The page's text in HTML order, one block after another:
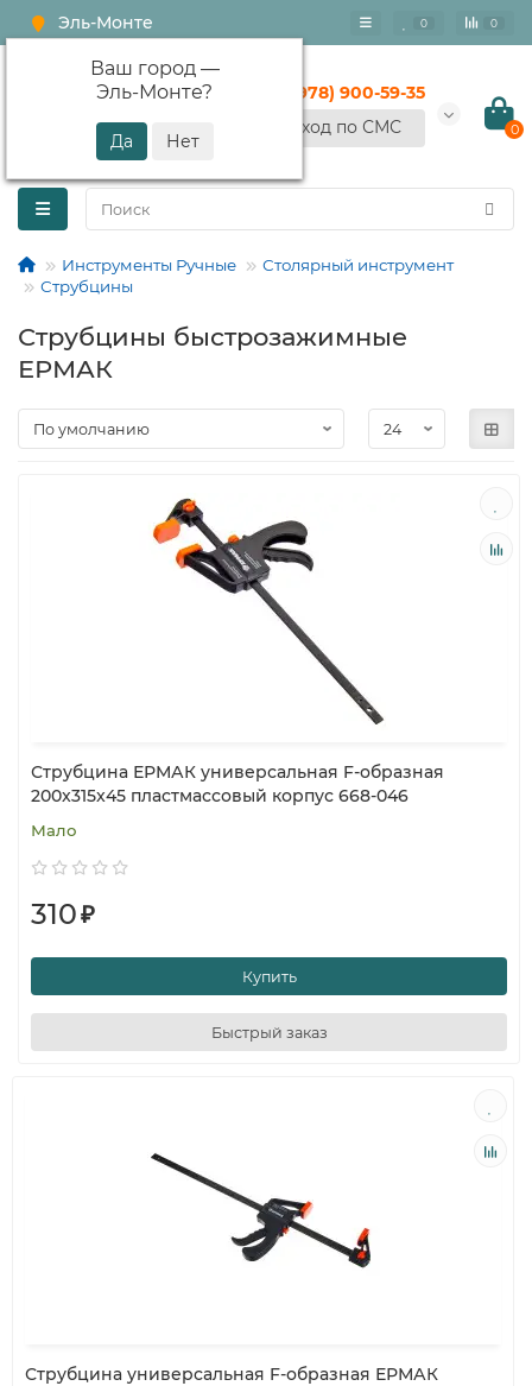
Эль-Монте
Ваш город —
Эль-Монте?
0 0
+7 (978) 900-59-35
Вход по СМС
0
Инструменты Ручные
Столярный инструмент
Струбцины
Струбцины быстрозажимные
ЕРМАК
Струбцина ЕРМАК универсальная F-образная
200x315x45 пластмассовый корпус 668-046
Мало
310₽
Купить
Быстрый заказ
Струбцина универсальная F-образная ЕРМАК